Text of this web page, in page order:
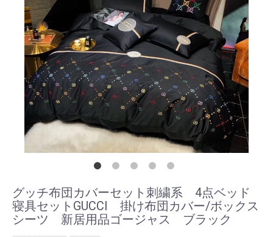
グッチ布団カバーセット刺繍系 4点ベッド
寝具セットGUCCI 掛け布団カバー/ボックス
シーツ 新居用品ゴージャス ブラック